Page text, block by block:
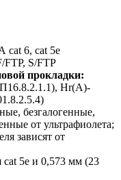
cat 6, cat 5e
FTP, S/FTP
прокладки:
Hr(A)-
безгалогенные,
от ультрафиолета;
зависят от
5е и 0,573 мм (23